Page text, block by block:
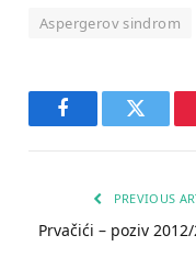
Aspergerov sindrom
FacebookTwitter
PREVIOUS
Prvačići – poziv